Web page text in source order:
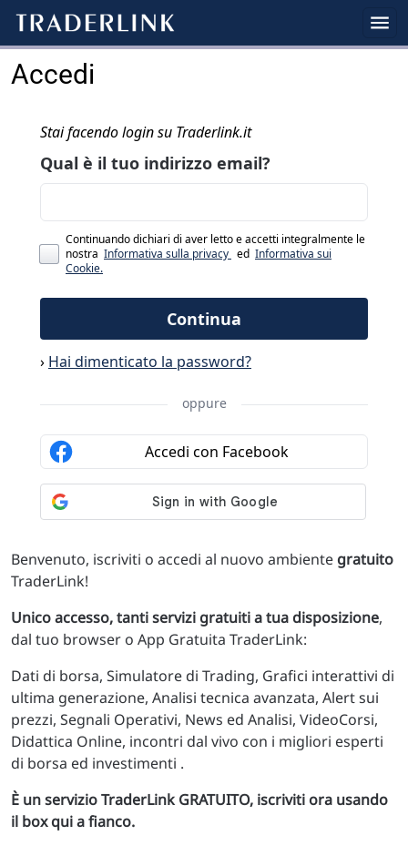
Accedi
Benvenuto, iscriviti o accedi al nuovo ambiente gratuito
TraderLink!
Unico accesso, tanti servizi gratuiti a tua disposizione,
dal tuo browser o App Gratuita TraderLink:
Dati di borsa, Simulatore di Trading, Grafici interattivi di
ultima generazione, Analisi tecnica avanzata, Alert sui
prezzi, Segnali Operativi, News ed Analisi, VideoCorsi,
Didattica Online, incontri dal vivo con i migliori esperti
di borsa ed investimenti .
È un servizio TraderLink GRATUITO, iscriviti ora usando
il box qui a fianco.